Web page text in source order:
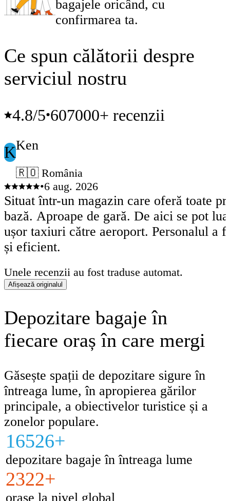
bagajele oricând, cu
confirmarea ta.
Ce spun călătorii despre
serviciul nostru
4.8/5•607000+ recenzii
KKen
🇷🇴 România
•6 aug. 2026
Situat într-un magazin care oferă toate
bază. Aproape de gară. De aici se pot
ușor taxiuri către aeroport. Personalul a
și eficient.
Unele recenzii au fost traduse automat.
Afișează originalul
Depozitare bagaje în
fiecare oraș în care mergi
Găsește spații de depozitare sigure în
întreaga lume, în apropierea gărilor
principale, a obiectivelor turistice și a
zonelor populare.
16526+
depozitare bagaje în întreaga lume
2322+
orașe la nivel global